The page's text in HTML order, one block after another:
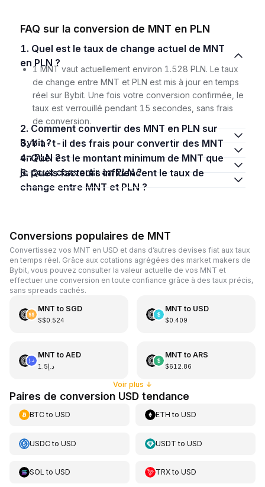
FAQ sur la conversion de MNT en PLN
1. Quel est le taux de change actuel de MNT
en PLN ?
1 MNT vaut actuellement environ 1.528 PLN. Le taux
de change entre MNT et PLN est mis à jour en temps
réel sur Bybit. Une fois votre conversion confirmée, le
taux est verrouillé pendant 15 secondes, sans frais
de conversion.
2. Comment convertir des MNT en PLN sur
Bybit ?
3. Y a-t-il des frais pour convertir des MNT
en PLN ?
4. Quel est le montant minimum de MNT que
je peux convertir en PLN ?
5. Quels facteurs influencent le taux de
change entre MNT et PLN ?
Conversions populaires de MNT
Convertissez vos MNT en USD et dans d’autres devises fiat aux taux
en temps réel. Grâce aux cotations agrégées des market makers de
Bybit, vous pouvez consulter la valeur actuelle de vos MNT et
effectuer une conversion en toute confiance grâce à des taux précis,
sans spreads cachés.
MNT to SGD
S$0.524
MNT to USD
$0.409
MNT to AED
د.إ1.5
MNT to ARS
$612.86
Voir plus ↓
Paires de conversion USD tendance
BTCto USD ETH toUSD
USDCto USD USDT toUSD
SOL to USD TRXtoUSD